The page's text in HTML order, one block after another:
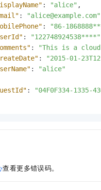
: "alice" ,
: "alice@example.com"
: "86-
: "122748924538****"
: "This is a cloud
: "2015-01-
:
"alice"
:
"04F0F334-1335-
查看更多错误码。